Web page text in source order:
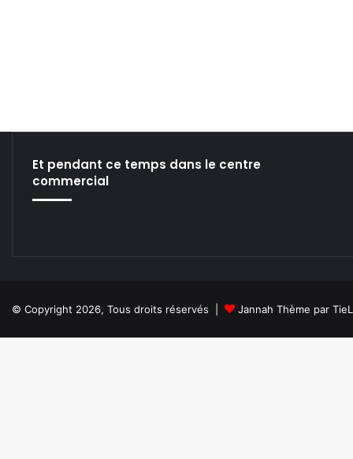
Et pendant ce temps dans le centre
commercial
© Copyright 2026, Tous droits réservés | Jannah Thème par